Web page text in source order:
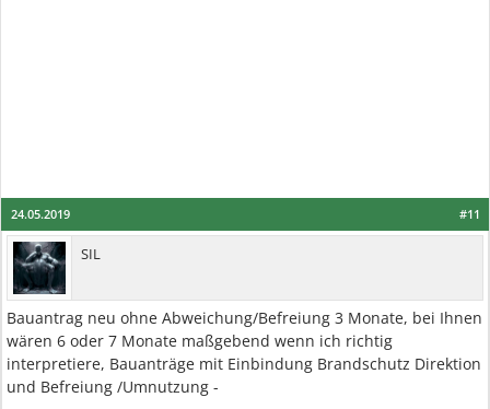
#11
24.05.2019
SIL
Bauantrag neu ohne Abweichung/Befreiung 3 Monate, bei Ihnen
wären 6 oder 7 Monate maßgebend wenn ich richtig
interpretiere, Bauanträge mit Einbindung Brandschutz Direktion
und Befreiung /Umnutzung -